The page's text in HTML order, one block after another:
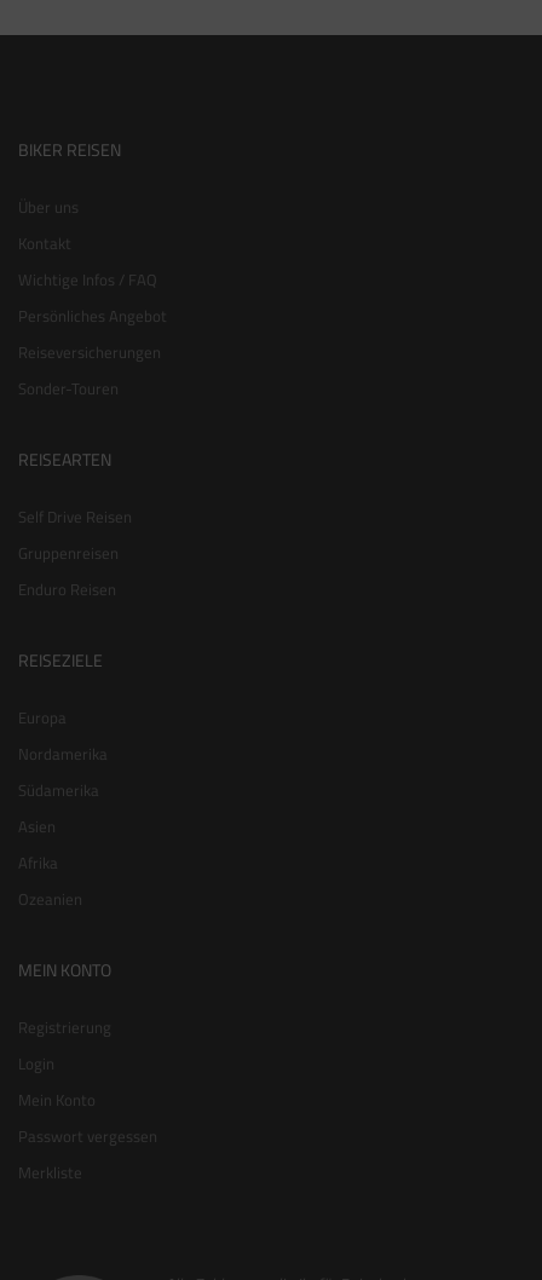
BIKER REISEN
Über uns
Kontakt
Wichtige Infos / FAQ
Persönliches Angebot
Reiseversicherungen
Sonder-Touren
REISEARTEN
Self Drive Reisen
Gruppenreisen
Enduro Reisen
REISEZIELE
Europa
Nordamerika
Südamerika
Asien
Afrika
Ozeanien
MEIN KONTO
Registrierung
Login
Mein Konto
Passwort vergessen
Merkliste